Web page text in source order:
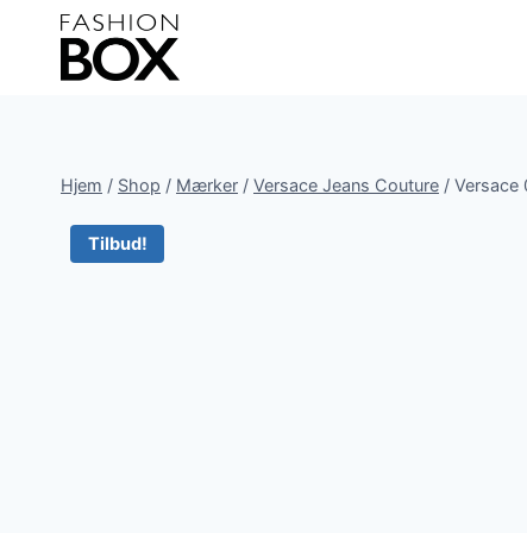
Fortsæt
indhold
Hjem / Shop / Mærker / Versace Jeans Couture / Versace
Tilbud!